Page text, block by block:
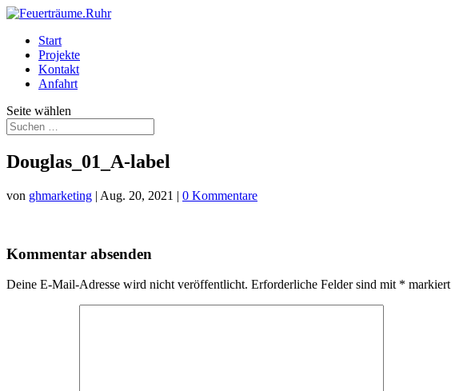
Start
Projekte
Kontakt
Anfahrt
Seite wählen
Douglas_01_A-label
von ghmarketing | Aug. 20, 2021 | 0 Kommentare
Kommentar absenden
Deine E-Mail-Adresse wird nicht veröffentlicht. Erforderliche Felder sind mit * markiert